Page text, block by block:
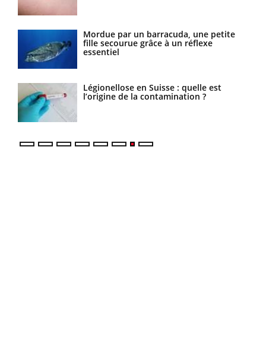
Mordue par un barracuda, une petite
fille secourue grâce à un réflexe
essentiel
Légionellose en Suisse : quelle est
l’origine de la contamination ?
Comment gérer le sommeil des enfants
en vacances ?
Bilan prévention : ce que les kinés
pourront bientôt faire